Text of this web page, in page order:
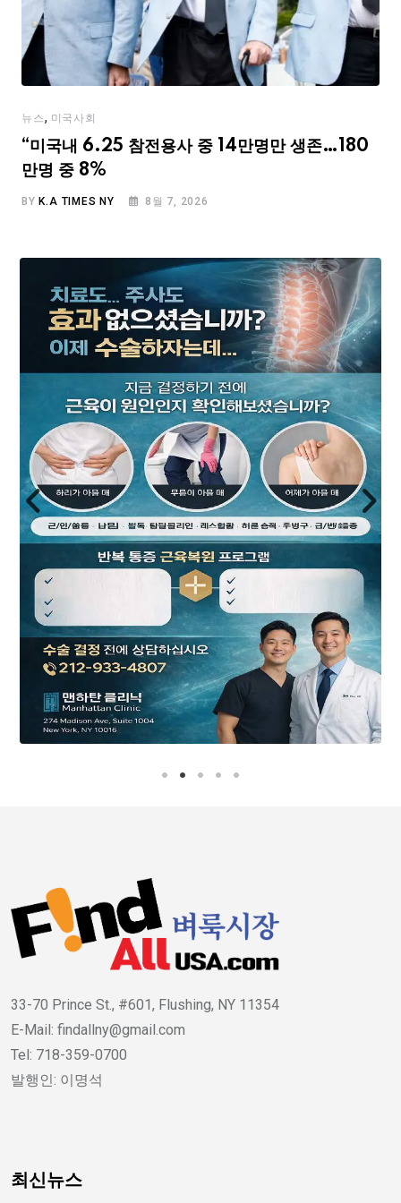
뉴스, 미국사회
“미국내 6.25 참전용사 중 14만명만 생존…180
만명 중 8%
BY K.A TIMES NY 8월 7, 2026
33-70 Prince St., #601, Flushing, NY 11354
E-Mail: findallny@gmail.com
Tel: 718-359-0700
발행인: 이명석
최신뉴스